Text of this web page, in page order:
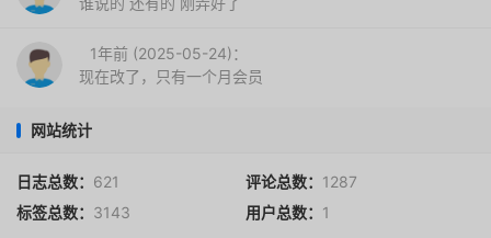
1年前 (2025-05-24)：
现在改了，只有一个月会员
网站统计
日志总数： 621 评论总数： 1287
标签总数： 3143 用户总数： 1